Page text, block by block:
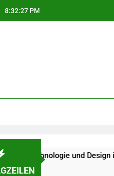
8:32:28 PM
und Design in einem